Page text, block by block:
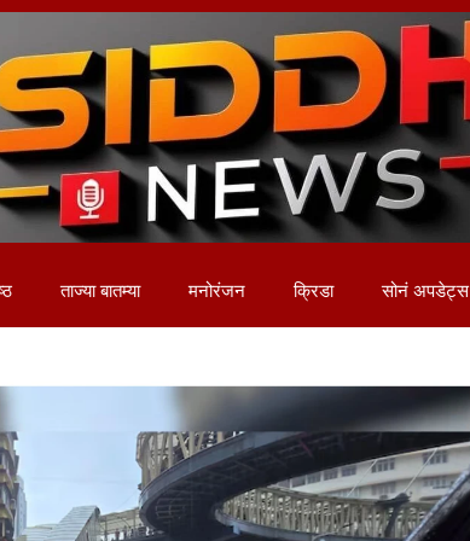
ताज्या बातम्या मनोरंजन क्रिडा सोनं अपडेट्स